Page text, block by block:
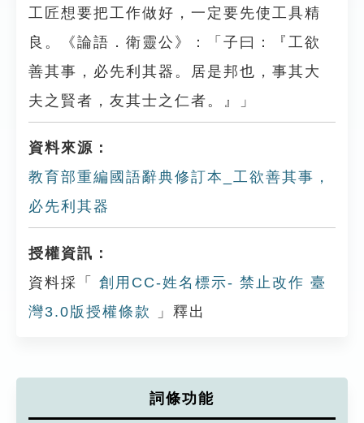
工匠想要把工作做好，一定要先使工具精
良。《論語．衛靈公》：「子曰：『工欲
善其事，必先利其器。居是邦也，事其大
夫之賢者，友其士之仁者。』」
資料來源：
教育部重編國語辭典修訂本_工欲善其事，
必先利其器
授權資訊：
資料採「
創用CC-姓名標示- 禁止改作 臺
灣3.0版授權條款
」釋出
詞條功能